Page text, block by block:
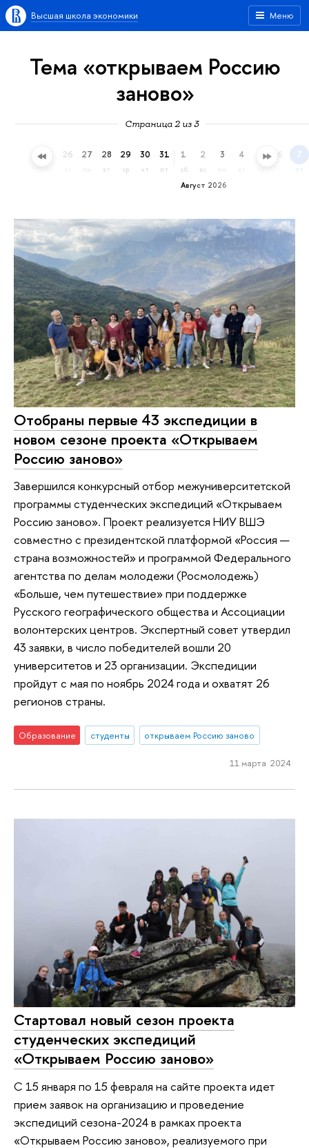
Меню
Высшая школа экономики
Тема «открываем Россию
заново»
Страница 2 из 3
25 26 27 28
вт
29
ср
30
чт
31
пт
Август 2026
1
сб
2
вс
3 4 5 6 7
пт
Отобраны первые 43 экспедиции в
новом сезоне проекта «Открываем
Россию заново»
Завершился конкурсный отбор межуниверситетской
программы студенческих экспедиций «Открываем
Россию заново». Проект реализуется НИУ ВШЭ
совместно с президентской платформой «Россия —
страна возможностей» и программой Федерального
агентства по делам молодежи (Росмолодежь)
«Больше, чем путешествие» при поддержке
Русского географического общества и Ассоциации
волонтерских центров. Экспертный совет утвердил
43 заявки, в число победителей вошли 20
университетов и 23 организации. Экспедиции
пройдут с мая по ноябрь 2024 года и охватят 26
регионов страны.
Образование студенты открываем Россию заново
11 марта 2024
Стартовал новый сезон проекта
студенческих экспедиций
«Открываем Россию заново»
С 15 января по 15 февраля на сайте проекта идет
прием заявок на организацию и проведение
экспедиций сезона-2024 в рамках проекта
«Открываем Россию заново», реализуемого при